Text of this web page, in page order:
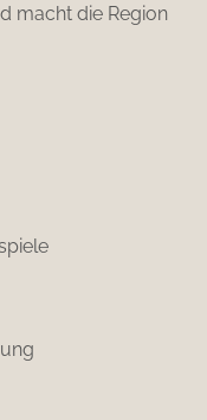
macht die Region